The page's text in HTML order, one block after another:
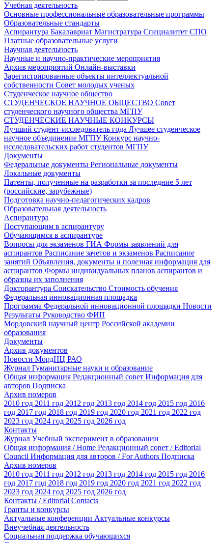
Учебная деятельность
Основные профессиональные образовательные программы
Образовательные стандарты
Аспирантура Бакалавриат Магистратура Специалитет СПО
Платные образовательные услуги
Научная деятельность
Научные и научно-практические мероприятия
Архив мероприятий Онлайн-выставки
Зарегистрированные объекты интеллектуальной
собственности Совет молодых ученых
Студенческое научное общество
СТУДЕНЧЕСКОЕ НАУЧНОЕ ОБЩЕСТВО Совет
студенческого научного общества МГПУ
СТУДЕНЧЕСКИЕ НАУЧНЫЕ КОНКУРСЫ
Лучший студент-исследователь года Лучшее студенческое
научное объединение МГПУКонкурс научно-
исследовательских работ студентов МГПУ
Документы
Федеральные документы Региональные документы
Локальные документы
Патенты, полученные на разработки за последние 5 лет
(российские, зарубежные)
Подготовка научно-педагогических кадров
Образовательная деятельность
Аспирантура
Поступающим в аспирантуру
Обучающимся в аспирантуре
Вопросы для экзаменов ГИА Формы заявлений для
аспирантов Расписание зачетов и экзаменов Расписание
занятий Объявления, документы и полезная информация для
аспирантов Формы индивидуальных планов аспирантов и
образцы их заполнения
Докторантура Соискательство Стоимость обучения
Федеральная инновационная площадка
Программа Федеральной инновационной площадки Новости
Результаты Руководство ФИП
Мордовский научный центр Российской академии
образования
Документы
Архив документов
Новости МордНЦ РАО
Журнал Гуманитарные науки и образование
Общая информация Редакционный совет Информация для
авторов Подписка
Архив номеров
2010 год 2011 год 2012 год 2013 год 2014 год 2015 год 2016
год 2017 год 2018 год 2019 год 2020 год 2021 год 2022 год
2023 год 2024 год 2025 год 2026 год
Контакты
Журнал Учебный эксперимент в образовании
Общая информация / Home Редакционный совет / Editorial
Council Информация для авторов / For Authors Подписка
Архив номеров
2010 год 2011 год 2012 год 2013 год 2014 год 2015 год 2016
год 2017 год 2018 год 2019 год 2020 год 2021 год 2022 год
2023 год 2024 год 2025 год 2026 год
Контакты / Editorial Contacts
Гранты и конкурсы
Актуальные конференции Актуальные конкурсы
Внеучебная деятельность
Социальная поддержка обучающихся